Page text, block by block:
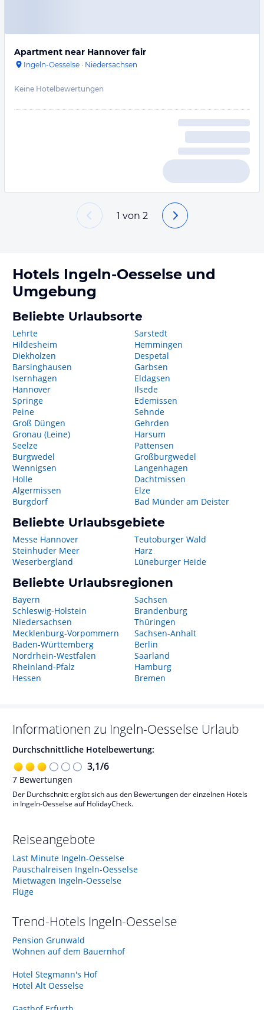
Apartment near Hannover fair
Ingeln-Oesselse · Niedersachsen
Keine Hotelbewertungen
1 von 2
Hotels Ingeln-Oesselse und
Umgebung
Beliebte Urlaubsorte
Lehrte
Hildesheim
Diekholzen
Barsinghausen
Isernhagen
Hannover
Springe
Peine
Groß Düngen
Gronau (Leine)
Seelze
Burgwedel
Wennigsen
Holle
Algermissen
Burgdorf
Sarstedt
Hemmingen
Despetal
Garbsen
Eldagsen
Ilsede
Edemissen
Sehnde
Gehrden
Harsum
Pattensen
Großburgwedel
Langenhagen
Dachtmissen
Elze
Bad Münder am Deister
Beliebte Urlaubsgebiete
Messe Hannover
Steinhuder Meer
Weserbergland
Teutoburger Wald
Harz
Lüneburger Heide
Beliebte Urlaubsregionen
Bayern
Schleswig-Holstein
Niedersachsen
Mecklenburg-Vorpommern
Baden-Württemberg
Nordrhein-Westfalen
Rheinland-Pfalz
Hessen
Sachsen
Brandenburg
Thüringen
Sachsen-Anhalt
Berlin
Saarland
Hamburg
Bremen
Informationen zu Ingeln-Oesselse Urlaub
Durchschnittliche Hotelbewertung:
3,1/6
7 Bewertungen
Der Durchschnitt ergibt sich aus den Bewertungen der einzelnen Hotels
in Ingeln-Oesselse auf HolidayCheck.
Reiseangebote
Last Minute Ingeln-Oesselse
Pauschalreisen Ingeln-Oesselse
Mietwagen Ingeln-Oesselse
Flüge
Trend-Hotels Ingeln-Oesselse
Pension Grunwald
Wohnen auf dem Bauernhof
Hotel Stegmann's Hof
Hotel Alt Oesselse